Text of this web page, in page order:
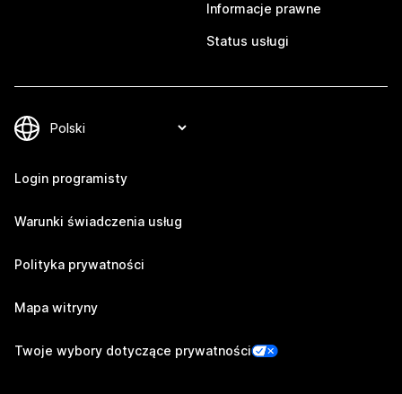
Informacje prawne
Status usługi
Login programisty
Warunki świadczenia usług
Polityka prywatności
Mapa witryny
Twoje wybory dotyczące prywatności